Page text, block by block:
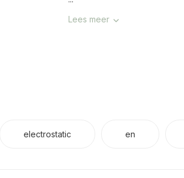
Lees meer
electrostatic en